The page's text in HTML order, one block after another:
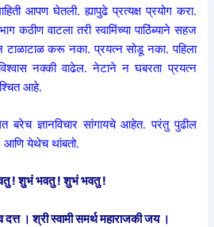
आपण घेतली. ह्यापुढे प्रत्यक्ष प्रयोग करा.
कठीण वाटला तरी स्वामिंच्या पाठिंब्याने सहज
करू नका. प्रयत्न सोडू नका. पहिला
नक्की वाढेल. नेटाने न घबरता प्रयत्न
आहे.
बरेच ज्ञानविचार सांगायचे आहेत. परंतु पुढील
येथेच थांबतो.
! शुभं भवतु ! शुभं भवतु !
। श्री स्वामी समर्थ महाराजकी जय ।